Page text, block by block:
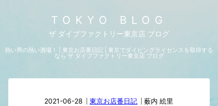
TOKYO BLOG
ザ ダイブファクトリー東京店 ブログ
熱い男の熱い酒場！ | 東京お店番日記 | 東京でダイビングライセンスを取得する
なら ザ ダイブファクトリー東京店 ブログ
2021-06-28 東京お店番日記 薮内 絵里